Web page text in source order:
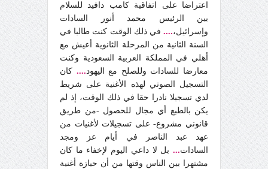
اعتراضا على اتفاقية كامب دافيد للسلام
بين الرئيس محمد أنور السادات
وإسرائيل،.... في ذلك الوقت كنت طالبا في
السنة الثانية من المرحلة الثانوية أعيش مع
أهلي في المملكة العربية السعودية وكنت
معارضا للسادات وللصلح مع اليهود.... كان
التسجيل الصوتي لهذه الأغنية على شريط
لدي تسجيلا نادرا حقا في ذلك الوقت، إذ لم
يكن بالطبع أي مجال للحصول-من طريق
قانوني مشروع- على تسجيلات لأغنيات من
عهد عبد الناصر في أيام عز ومجد
السادات... بل لا داعي اليوم لإخفاء ما كان
مشتهرا بين الناس وقتها من أن حيازة أغنية